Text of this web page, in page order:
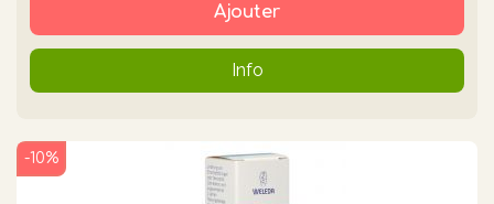
Ajouter
Info
-10%